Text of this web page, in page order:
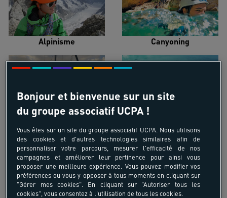
Alpinisme Canyoning
Croisière voilier Kayak de mer
Trail Trek-Randonnée pédestre
Bonjour et bienvenue sur un site
du groupe associatif UCPA !
Vous êtes sur un site du groupe associatif UCPA. Nous utilisons
des cookies et d'autres technologies similaires afin de
personnaliser votre parcours, mesurer l'efficacité de nos
campagnes et améliorer leur pertinence pour ainsi vous
proposer une meilleure expérience. Vous pouvez modifier vos
préférences ou vous y opposer à tous moments en cliquant sur
"Gérer mes cookies". En cliquant sur "Autoriser tous les
cookies", vous consentez à l'utilisation de tous les cookies.